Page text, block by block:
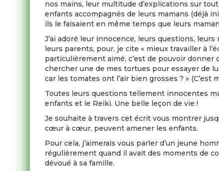
nos mains, leur multitude d’explications sur
enfants accompagnés de leurs mamans (déjà
ils le faisaient en même temps que leurs
J’ai adoré leur innocence, leurs questions,
leurs parents, pour, je cite « mieux travailler à
particulièrement aimé, c’est de pouvoir donner
chercher une de mes tortues pour essayer de
car les tomates ont l’air bien grosses ? » (C’est
Toutes leurs questions tellement innocentes
enfants et le Reiki. Une belle leçon de vie !
Je souhaite à travers cet écrit vous montrer
cœur à cœur, peuvent amener les enfants.
Pour cela, j’aimerais vous parler d’un jeune
régulièrement quand il avait des moments de
dévoué à sa famille.